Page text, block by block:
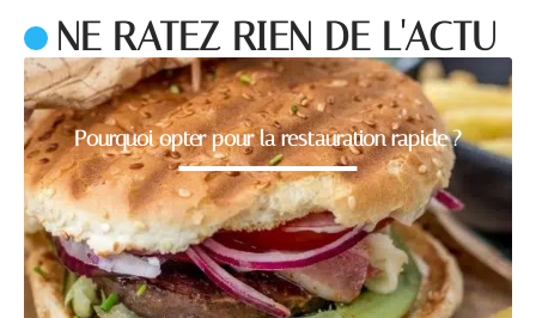
NE RATEZ RIEN DE L'ACTU
Pourquoi opter pour la restauration rapide ?